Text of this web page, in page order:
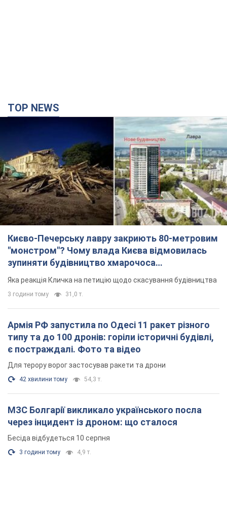
TOP NEWS
Києво-Печерську лавру закриють 80-метровим
"монстром"? Чому влада Києва відмовилась
зупиняти будівництво хмарочоса
"московського вірянина"
Яка реакція Кличка на петицію щодо скасування будівництва
3 години тому 31,0 т.
Армія РФ запустила по Одесі 11 ракет різного
типу та до 100 дронів: горіли історичні будівлі,
є постраждалі. Фото та відео
Для терору ворог застосував ракети та дрони
42 хвилини тому 54,3 т.
МЗС Болгарії викликало українського посла
через інцидент із дроном: що сталося
Бесіда відбудеться 10 серпня
3 години тому 4,9 т.